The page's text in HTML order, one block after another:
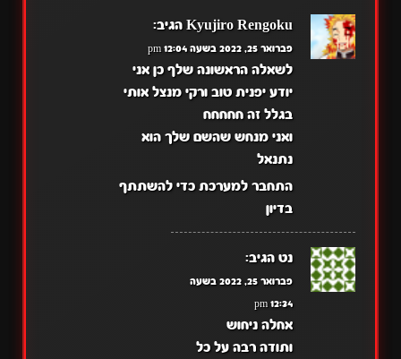
Kyujiro Rengoku הגיב:
פברואר 25, 2022 בשעה 12:04 pm
לשאלה הראשונה שלף כן אני
יודע יפנית טוב ורקי מנצל אותי
בגלל זה חחחחח
ואני מנחש שהשם שלך הוא
נתנאל
התחבר למערכת כדי להשתתף
בדיון
נט הגיב:
פברואר 25, 2022 בשעה
12:34 pm
אחלה ניחוש
ותודה רבה על כל